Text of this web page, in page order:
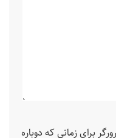
برای زمانی که دوباره